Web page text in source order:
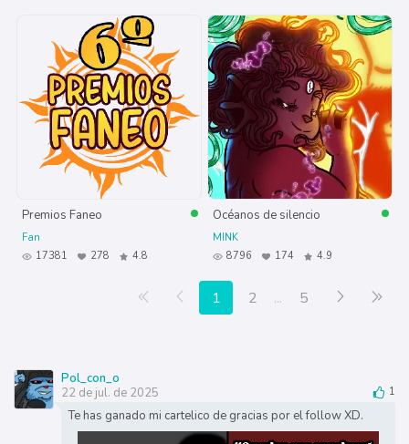
Premios Faneo
Fan
17381
278 4.8
Océanos de silencio
MINK
8796
174 4.9
Primera página
Anterior
1 2 ... 5 Siguiente
Pol_con_o
22 de jul. de 2025
1
Te has ganado mi cartelico de gracias por el follow XD.